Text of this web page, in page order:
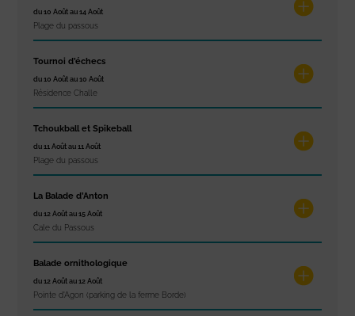
du 10 Août au 14 Août
Plage du passous
Tournoi d’échecs
du 10 Août au 10 Août
Résidence Challe
Tchoukball et Spikeball
du 11 Août au 11 Août
Plage du passous
La Balade d’Anton
du 12 Août au 15 Août
Cale du Passous
Balade ornithologique
du 12 Août au 12 Août
Pointe d'Agon (parking de la ferme Borde)